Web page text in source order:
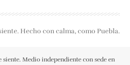
Hecho con calma, como Puebla.
siente. Medio independiente con sede en